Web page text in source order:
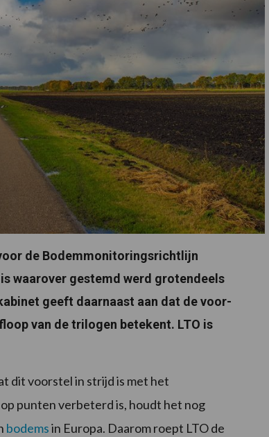
de Bodemmonitoringsrichtlijn
waarover gestemd werd grotendeels
geeft daarnaast aan dat de voor-
van de trilogen betekent. LTO is
dit voorstel in strijd is met het
punten verbeterd is, houdt het nog
bodemsin Europa. Daarom roept LTO de